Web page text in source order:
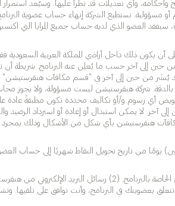
وأي تعديلات قد تطرأ عليها. وسيُعد استمرار
أو مسؤولية. تستطيع الشركة إنهاء حساب عضوية
العضو الذي لديه حساب جميع المزايا التي
ذلك داخل أراضي المملكة العربية السعودية فقط،
إنفاقه، وفرصة لكسب نقاط إضافية من حين إلى آخر حسب ما يُعلِن
من حين إلى آخر في "قسم مكافآت
شركة هنقرستيشن ليست مسؤولة، ولا يجوز
أي رسوم و/أو تكاليف محددة تكون مطبقةً
لا يمكن استبدال أو إعادة أو استرداد الرصيد
مكافآت هنقرستيشن بأي شكل من الأشكال وذلك بمجرد
سيتم الاشتراك تلقائيًا لتلقي والموافقة على استقبال (1) رسائل البريد الإلكتروني
بعضويتك في البرنامج، وأنت توافق على تلقيها.